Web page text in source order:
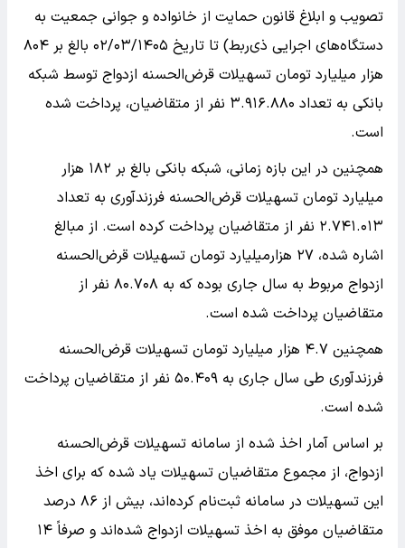
تصویب و ابلاغ قانون حمایت از خانواده و جوانی جمعیت به
دستگاه‌های اجرایی ذی‌ربط) تا تاریخ ۰۲‌‌‌‌‌/۰۳‌‌‌‌‌/۱۴۰۵ بالغ بر ۸۰۴
هزار میلیارد تومان تسهیلات قرض‌الحسنه ازدواج توسط شبکه
بانکی به تعداد ۳.۹۱۶.۸۸۰ نفر از متقاضیان، پرداخت شده
است.
همچنین در این بازه زمانی، شبکه بانکی بالغ بر ۱۸۲ هزار
میلیارد تومان تسهیلات قرض‌الحسنه فرزندآوری به تعداد
۲.۷۴۱.۰۱۳ نفر از متقاضیان پرداخت کرده است. از مبالغ
اشاره شده، ۲۷ هزارمیلیارد تومان تسهیلات قرض‌الحسنه
ازدواج مربوط به سال جاری بوده که به ۸۰.۷۰۸ نفر از
متقاضیان پرداخت شده است.
همچنین ۴.۷ هزار میلیارد تومان تسهیلات قرض‌الحسنه
فرزندآوری طی سال جاری به ۵۰.۴۰۹ نفر از متقاضیان پرداخت
شده است.
بر اساس آمار اخذ شده از سامانه تسهیلات قرض‌الحسنه
ازدواج، از مجموع متقاضیان تسهیلات یاد شده که برای اخذ
این تسهیلات در سامانه ثبت‌نام کرده‌اند، بیش از ۸۶ درصد
متقاضیان موفق به اخذ تسهیلات ازدواج شده‌اند و صرفاً ۱۴